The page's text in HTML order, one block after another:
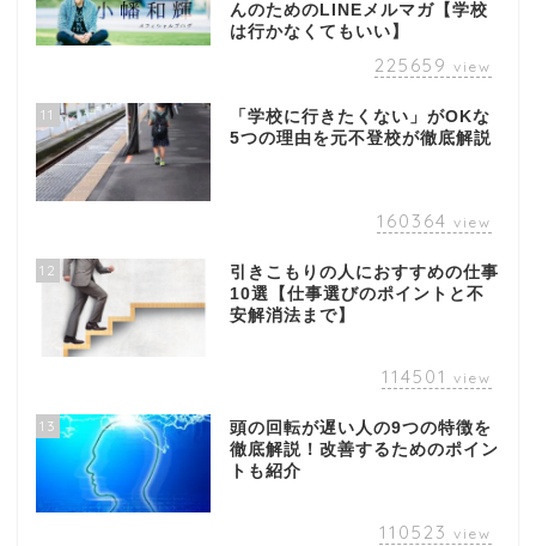
んのためのLINEメルマガ【学校
は行かなくてもいい】
225659 view
11
「学校に行きたくない」がOKな
5つの理由を元不登校が徹底解説
160364 view
12
引きこもりの人におすすめの仕事
10選【仕事選びのポイントと不
安解消法まで】
114501 view
13
頭の回転が遅い人の9つの特徴を
徹底解説！改善するためのポイン
トも紹介
110523 view